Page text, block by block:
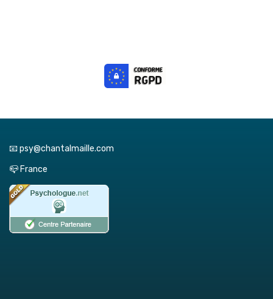
📧 psy@chantalmaille.com
📪 France